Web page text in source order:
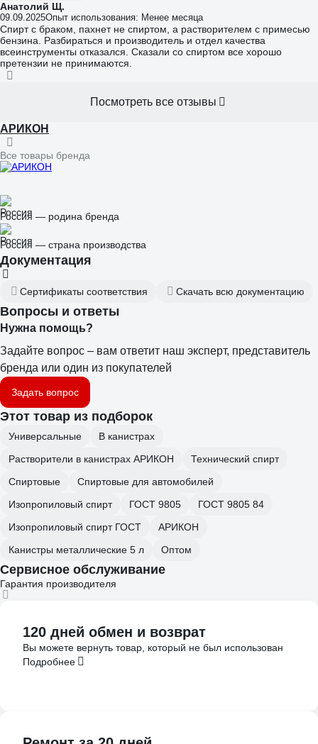
Анатолий Щ.
09.09.2025Опыт использования: Менее месяца
Спирт с браком, пахнет не спиртом, а растворителем с примесью
бензина. Разбираться и производитель и отдел качества
всеинструменты отказался. Сказали со спиртом все хорошо
претензии не принимаются.
Посмотреть все отзывы
АРИКОН
Все товары бренда
Россия — родина бренда
Россия — страна производства
Документация
Сертификаты соответствия Скачать всю документацию
Вопросы и ответы
Нужна помощь?
Задайте вопрос – вам ответит наш эксперт, представитель
бренда или один из покупателей
Задать вопрос
Этот товар из подборок
Универсальные
В канистрах
Растворители в канистрах АРИКОН
Технический спирт
Спиртовые
Спиртовые для автомобилей
Изопропиловый спирт
ГОСТ 9805
ГОСТ 9805 84
Изопропиловый спирт ГОСТ
АРИКОН
Канистры металлические 5 л
Оптом
Сервисное обслуживание
Гарантия производителя
120 дней обмен и возврат
Вы можете вернуть товар, который не был использован
Подробнее